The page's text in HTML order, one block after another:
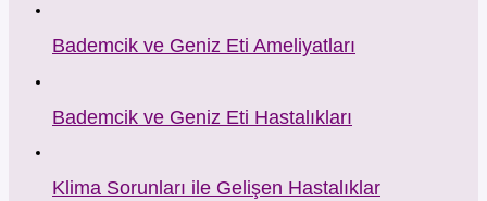
Bademcik ve Geniz Eti Ameliyatları
Bademcik ve Geniz Eti Hastalıkları
Klima Sorunları ile Gelişen Hastalıklar